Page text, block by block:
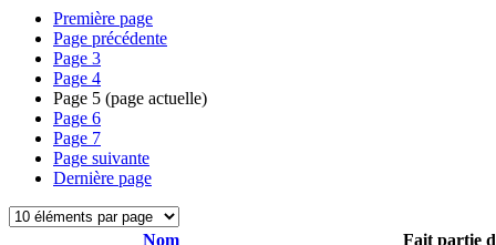
Première page
Page précédente
Page 3
Page 4
Page 5 (page actuelle)
Page 6
Page 7
Page suivante
Dernière page
Nom
Fait partie